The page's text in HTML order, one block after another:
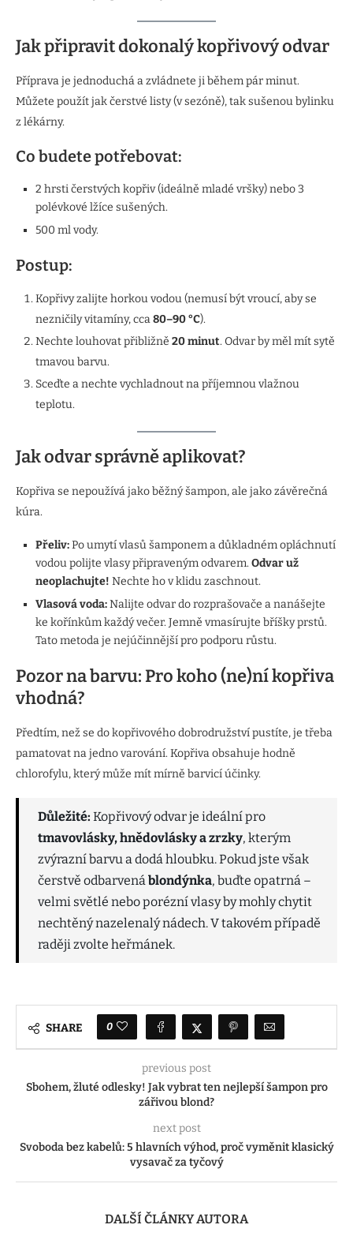
Jak připravit dokonalý kopřivový odvar
Příprava je jednoduchá a zvládnete ji během pár minut.
Můžete použít jak čerstvé listy (v sezóně), tak sušenou bylinku
z lékárny.
Co budete potřebovat:
2 hrsti čerstvých kopřiv (ideálně mladé vršky) nebo 3
polévkové lžíce sušených.
500 ml vody.
Postup:
Kopřivy zalijte horkou vodou (nemusí být vroucí, aby se
nezničily vitamíny, cca80–90 °C).
Nechte louhovat přibližně 20 minut. Odvar by měl mít sytě
tmavou barvu.
Sceďte a nechte vychladnout na příjemnou vlažnou
teplotu.
Jak odvar správně aplikovat?
Kopřiva se nepoužívá jako běžný šampon, ale jako závěrečná
kúra.
Přeliv:Po umytí vlasů šamponem a důkladném opláchnutí
vodou polijte vlasy připraveným odvarem. Odvar už
neoplachujte! Nechte ho v klidu zaschnout.
Vlasová voda:Nalijte odvar do rozprašovače a nanášejte
ke kořínkům každý večer. Jemně vmasírujte bříšky prstů.
Tato metoda je nejúčinnější pro podporu růstu.
Pozor na barvu: Pro koho (ne)ní kopřiva
vhodná?
Předtím, než se do kopřivového dobrodružství pustíte, je třeba
pamatovat na jedno varování. Kopřiva obsahuje hodně
chlorofylu, který může mít mírně barvicí účinky.
Důležité: Kopřivový odvar je ideální pro
tmavovlásky, hnědovlásky a zrzky, kterým
zvýrazní barvu a dodá hloubku. Pokud jste však
čerstvě odbarvenáblondýnka, buďte opatrná –
velmi světlé nebo porézní vlasy by mohly chytit
nechtěný nazelenalý nádech. V takovém případě
raději zvolte heřmánek.
SHARE 0
previous post
Sbohem, žluté odlesky! Jak vybrat ten nejlepší šampon pro
zářivou blond?
next post
Svoboda bez kabelů: 5 hlavních výhod, proč vyměnit klasický
vysavač za tyčový
DALŠÍ ČLÁNKY AUTORA